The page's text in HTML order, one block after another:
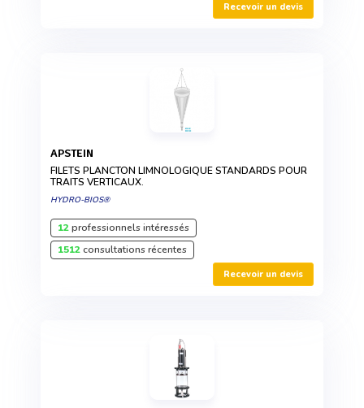
Recevoir un devis
APSTEIN
FILETS PLANCTON LIMNOLOGIQUE STANDARDS POUR
TRAITS VERTICAUX.
HYDRO-BIOS®
12professionnels intéressés
1512consultations récentes
Recevoir un devis